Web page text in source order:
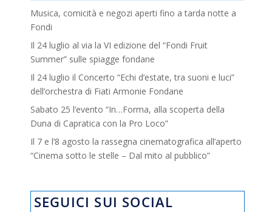
Musica, comicità e negozi aperti fino a tarda notte a
Fondi
Il 24 luglio al via la VI edizione del “Fondi Fruit
Summer” sulle spiagge fondane
Il 24 luglio il Concerto “Echi d’estate, tra suoni e luci”
dell’orchestra di Fiati Armonie Fondane
Sabato 25 l’evento “In…Forma, alla scoperta della
Duna di Capratica con la Pro Loco”
Il 7 e l’8 agosto la rassegna cinematografica all’aperto
“Cinema sotto le stelle – Dal mito al pubblico”
SEGUICI SUI SOCIAL